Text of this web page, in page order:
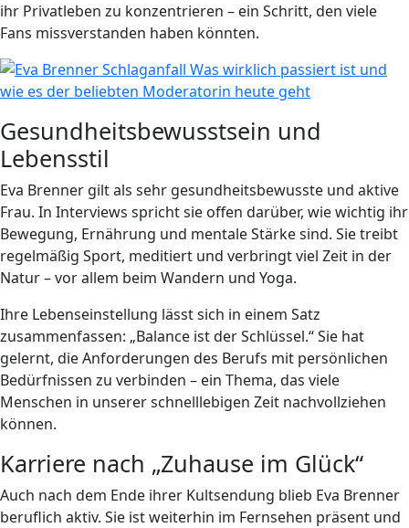
ihr Privatleben zu konzentrieren – ein Schritt, den viele
Fans missverstanden haben könnten.
Gesundheitsbewusstsein und
Lebensstil
Eva Brenner gilt als sehr gesundheitsbewusste und aktive
Frau. In Interviews spricht sie offen darüber, wie wichtig ihr
Bewegung, Ernährung und mentale Stärke sind. Sie treibt
regelmäßig Sport, meditiert und verbringt viel Zeit in der
Natur – vor allem beim Wandern und Yoga.
Ihre Lebenseinstellung lässt sich in einem Satz
zusammenfassen: „Balance ist der Schlüssel.“ Sie hat
gelernt, die Anforderungen des Berufs mit persönlichen
Bedürfnissen zu verbinden – ein Thema, das viele
Menschen in unserer schnelllebigen Zeit nachvollziehen
können.
Karriere nach „Zuhause im Glück“
Auch nach dem Ende ihrer Kultsendung blieb Eva Brenner
beruflich aktiv. Sie ist weiterhin im Fernsehen präsent und